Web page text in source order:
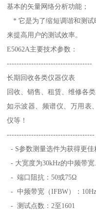
基本的矢量网络分析功能；
* 它是为了缩短调谐和测试
来提高用户的测试效率。
E5062A主要技术参数：
-----------------------------------
长期回收各类仪器仪表
回收、销售、租赁、维修各
如示波器、频谱仪、万用表
仪等！
------------------------------------
- S参数测量选件为获得更
- 大宽度为30kHz的中频带
- 端口阻抗：50或75Ω
- 中频带宽（IFBW）：
- 测试点数：2至1601